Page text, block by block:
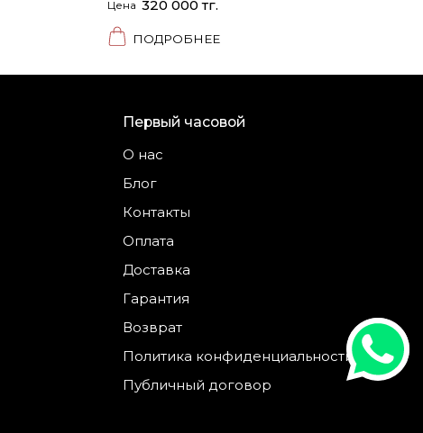
Цена 320 000 тг.
ПОДРОБНЕЕ
Первый часовой
О нас
Блог
Контакты
Оплата
Доставка
Гарантия
Возврат
Политика конфиденциальности
Публичный договор